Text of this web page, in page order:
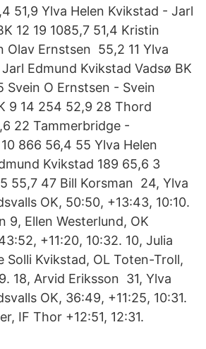
51,9 Ylva Helen Kvikstad - Jarl
12 19 1085,7 51,4 Kristin
Olav Ernstsen 55,2 11 Ylva
Edmund Kvikstad Vadsø BK
Svein O Ernstsen - Svein
9 14 254 52,9 28 Thord
22 Tammerbridge -
866 56,4 55 Ylva Helen
Kvikstad 189 65,6 3
55,7 47 Bill Korsman 24, Ylva
OK, 50:50, +13:43, 10:10.
9, Ellen Westerlund, OK
+11:20, 10:32. 10, Julia
Solli Kvikstad, OL Toten-Troll,
18, Arvid Eriksson 31, Ylva
OK, 36:49, +11:25, 10:31.
IF Thor +12:51, 12:31.